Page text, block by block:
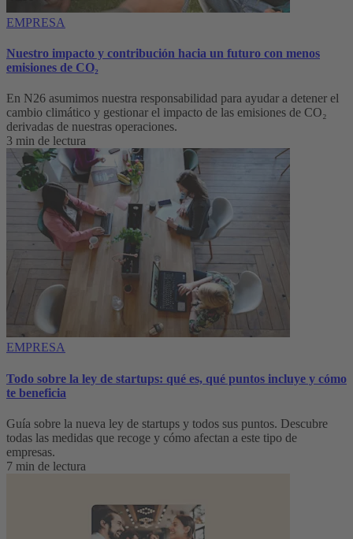
EMPRESA
Nuestro impacto y contribución hacia un futuro con menos
emisiones de CO₂
En N26 asumimos nuestra responsabilidad para ayudar a detener el
cambio climático y gestionar el impacto de las emisiones de CO₂
derivadas de nuestras operaciones.
3 min de lectura
EMPRESA
Todo sobre la ley de startups: qué es, qué puntos incluye y cómo
te beneficia
Guía sobre la nueva ley de startups y todos sus puntos. Descubre
todas las medidas que recoge y cómo afectan a este tipo de
empresas.
7 min de lectura